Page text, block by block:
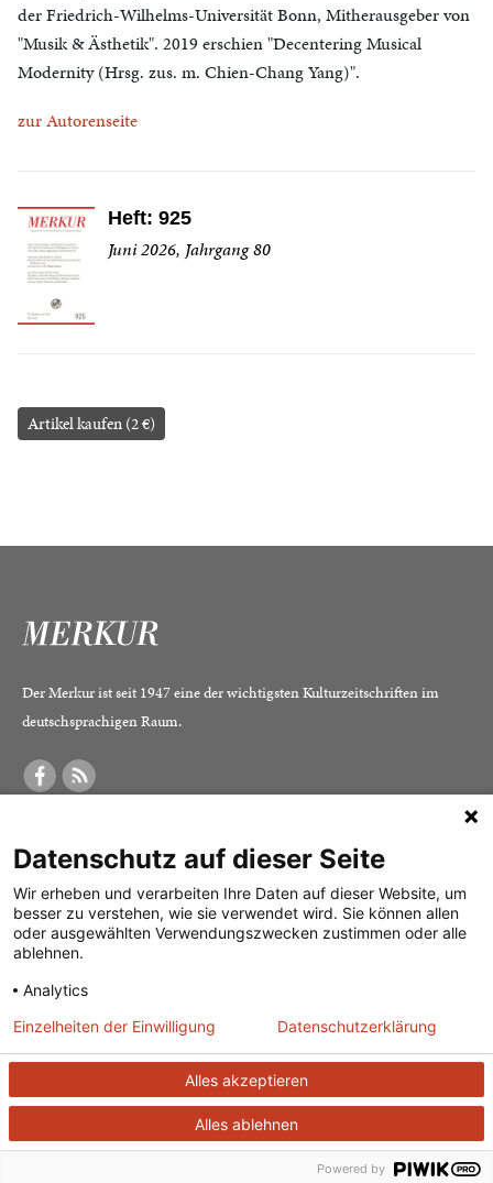
der Friedrich-Wilhelms-Universität Bonn, Mitherausgeber von
"Musik & Ästhetik". 2019 erschien "Decentering Musical
Modernity (Hrsg. zus. m. Chien-Chang Yang)".
zur Autorenseite
Heft: 925
Juni 2026, Jahrgang 80
Artikel kaufen (2 €)
Der Merkur ist seit 1947 eine der wichtigsten Kulturzeitschriften im
deutschsprachigen Raum.
Was ist der Merkur?
Herausgeber /
Redaktion
Verlag
Alle Abos im Überblick
Print-Abo
Digital-Abo
Abo kündigen
Vertrag widerrufen
Impressum
Datenschutz
Mediadaten
© 2026J. G. Cotta’sche Buchhandlung Nachfolger GmbH| Technische
ganztags GmbH
Datenschutz auf dieser Seite
Wir erheben und verarbeiten Ihre Daten auf dieser Website, um
besser zu verstehen, wie sie verwendet wird. Sie können allen
oder ausgewählten Verwendungszwecken zustimmen oder alle
ablehnen.
Analytics
Alles akzeptieren
Alles ablehnen
Einzelheiten der Einwilligung Datenschutzerklärung
Powered by